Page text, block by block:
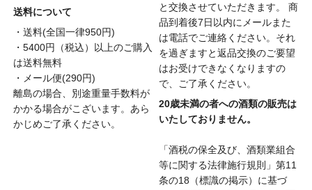
送料について
・送料(全国一律950円)
・5400円（税込）以上のご購入
は送料無料
・メール便(290円)
離島の場合、別途重量手数料が
かかる場合がこざいます。あら
かじめご了承ください。
と交換させていただきます。 商
品到着後7日以内にメールまた
は電話でご連絡ください。それ
を過ぎますと返品交換のご要望
はお受けできなくなりますの
で、ご了承ください。
20歳未満の者への酒類の販売は
いたしておりません。
「酒税の保全及び、酒類業組合
等に関する法律施行規則」第11
条の18（標識の掲示）に基づ